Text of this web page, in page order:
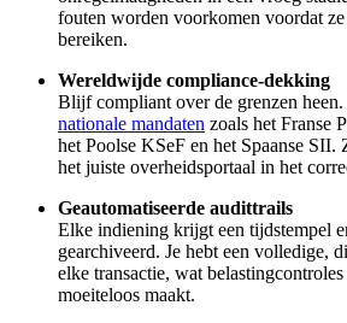
fouten worden voorkomen voordat
bereiken.
Wereldwijde compliance-dekking
Blijf compliant over de grenzen
nationale mandaten zoals het Franse
het Poolse KSeF en het Spaanse SII.
het juiste overheidsportaal in het
Geautomatiseerde audittrails
Elke indiening krijgt een tijdstempel
gearchiveerd. Je hebt een volledige,
elke transactie, wat
moeiteloos maakt.